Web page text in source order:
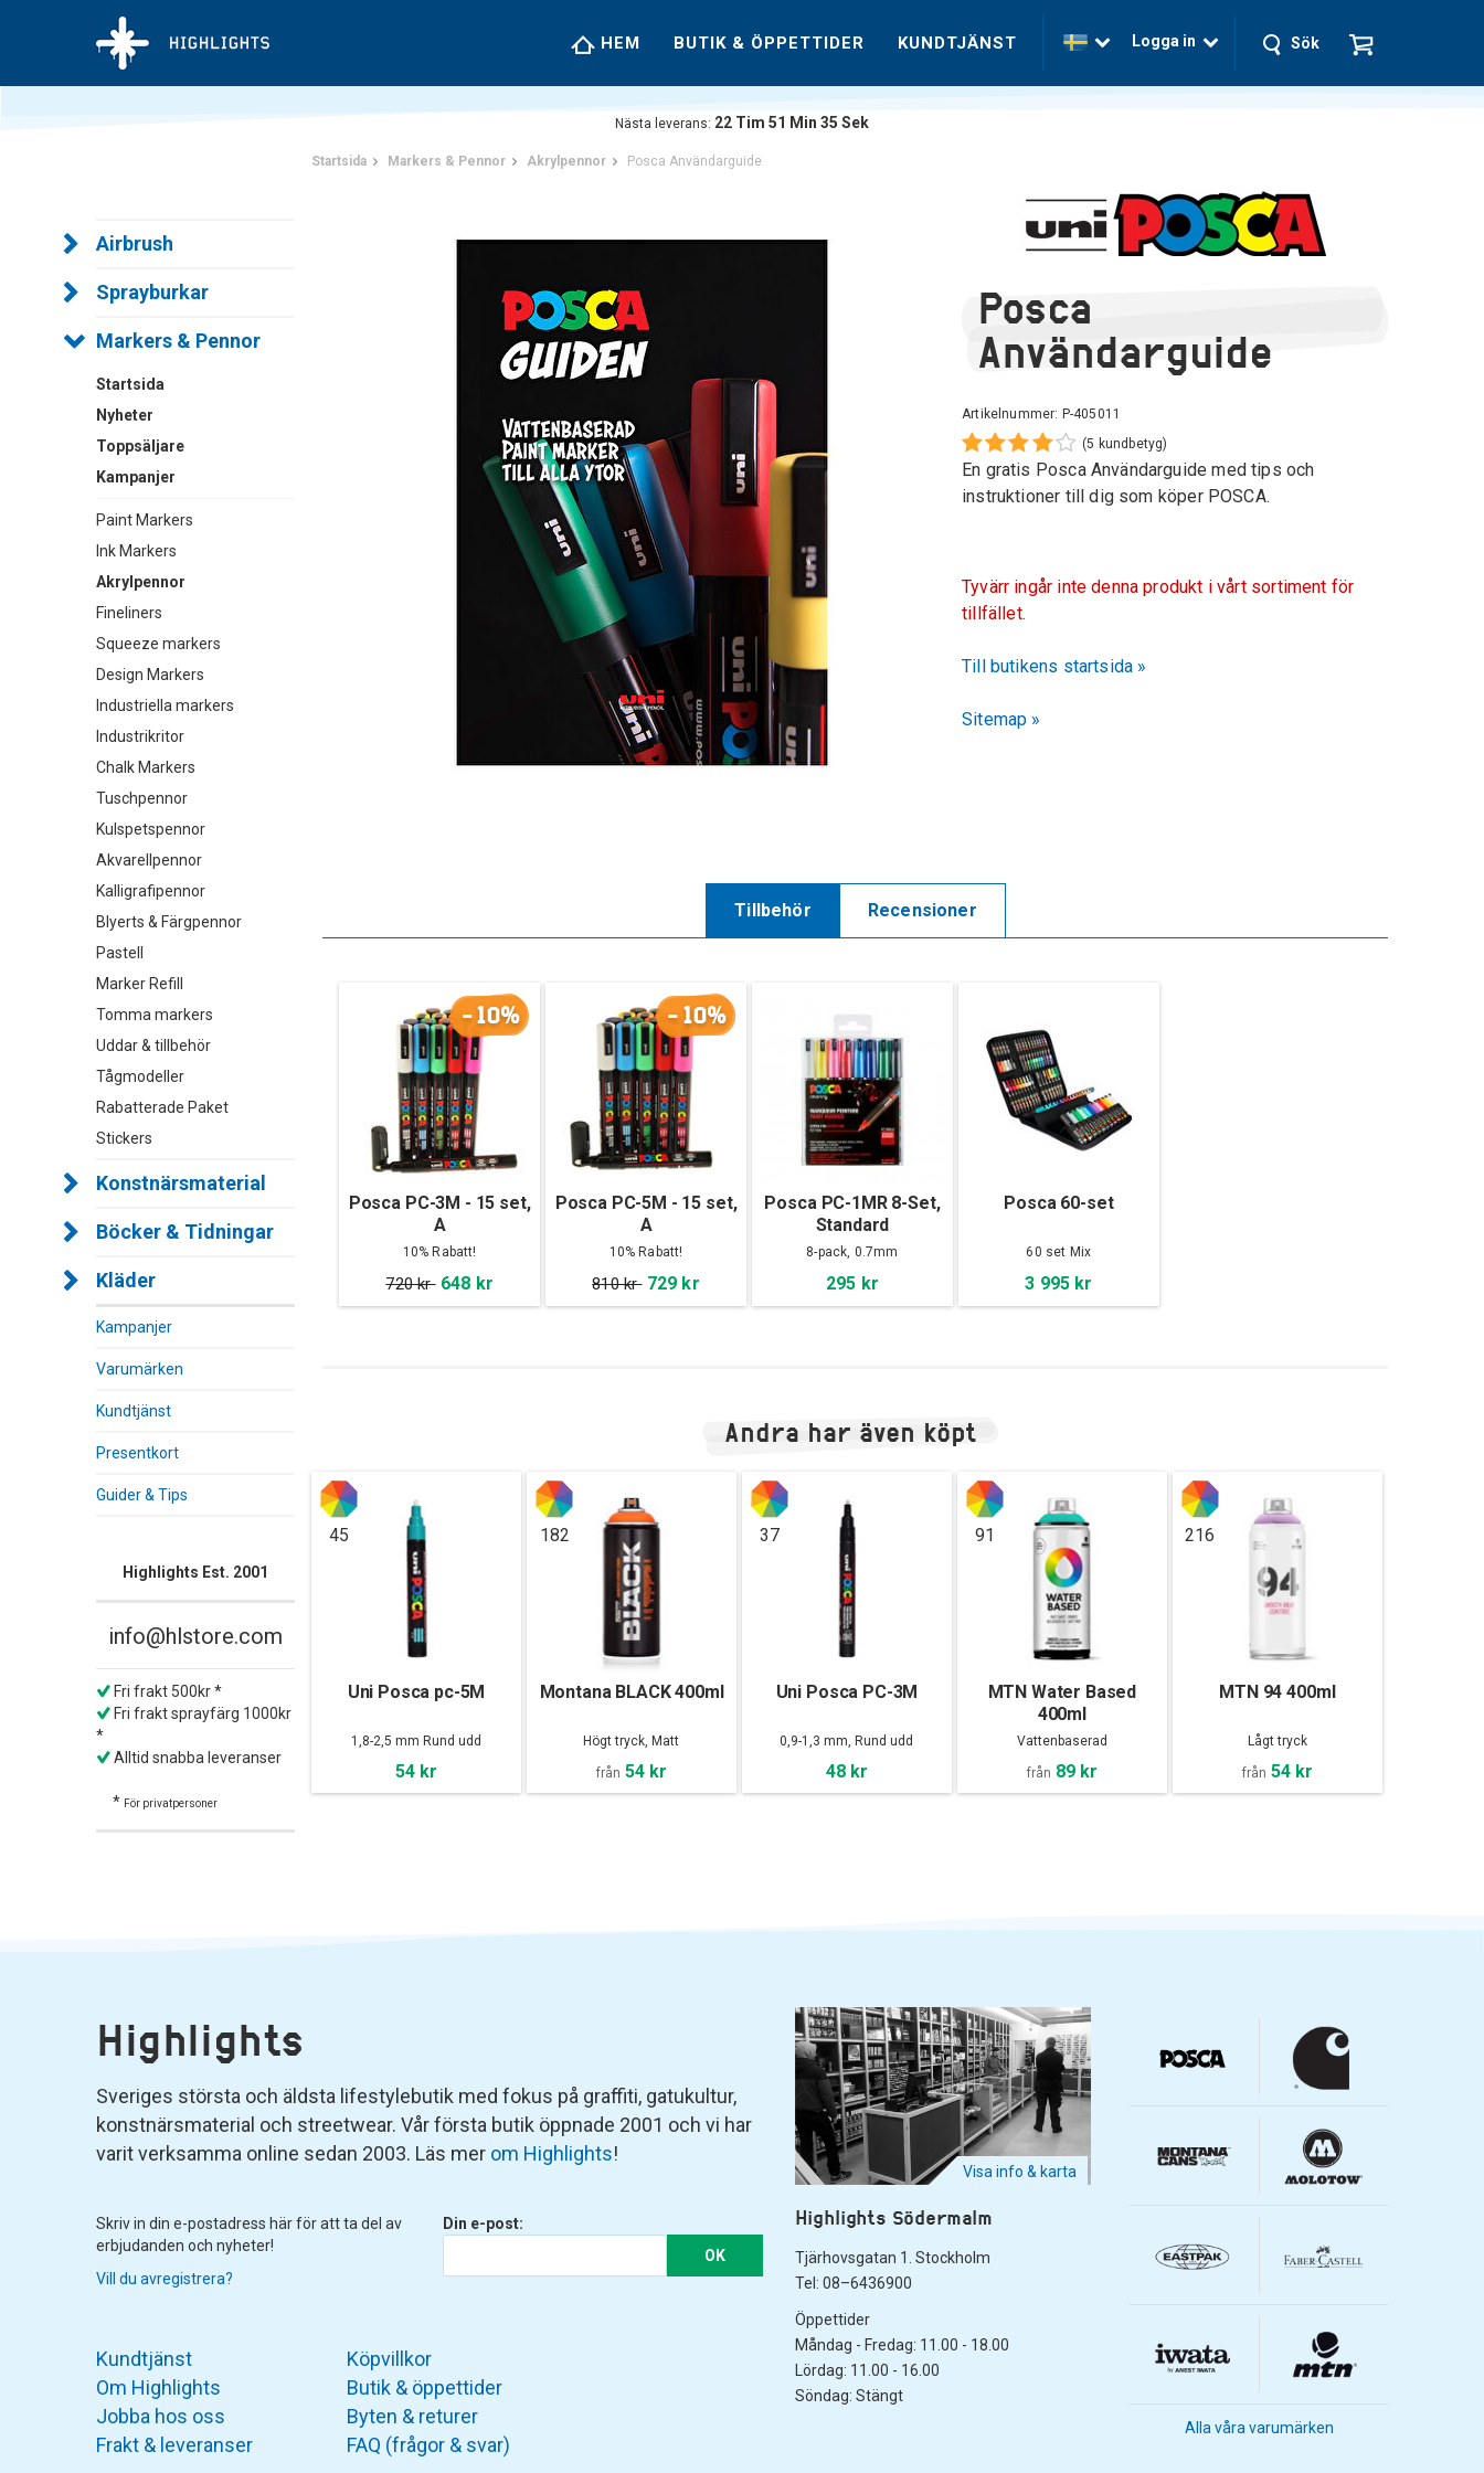
HEM BUTIK & ÖPPETTIDER KUNDTJÄNST Logga in Sök
Nästa leverans: 22 Tim 51 Min 34 Sek
Airbrush
Sprayburkar
Markers & Pennor
Startsida
Nyheter
Toppsäljare
Kampanjer
Paint Markers
Ink Markers
Akrylpennor
Fineliners
Squeeze markers
Design Markers
Industriella markers
Industrikritor
Chalk Markers
Tuschpennor
Kulspetspennor
Akvarellpennor
Kalligrafipennor
Blyerts & Färgpennor
Pastell
Marker Refill
Tomma markers
Uddar & tillbehör
Tågmodeller
Rabatterade Paket
Stickers
Konstnärsmaterial
Böcker & Tidningar
Kläder
Kampanjer
Varumärken
Kundtjänst
Presentkort
Guider & Tips
Highlights Est. 2001
info@hlstore.com
Fri frakt 500kr *
Fri frakt sprayfärg 1000kr
*
Alltid snabba leveranser
* För privatpersoner
Startsida Markers & Pennor Akrylpennor Posca Användarguide
Posca
Användarguide
Artikelnummer: P-405011
(5 kundbetyg)
En gratis Posca Användarguide med tips och
instruktioner till dig som köper POSCA.
Tyvärr ingår inte denna produkt i vårt sortiment för
tillfället.
Till butikens startsida »
Sitemap »
Tillbehör Recensioner
-10%
Posca PC-3M - 15 set,
A
10% Rabatt!
720 kr 648 kr
-10%
Posca PC-5M - 15 set,
A
10% Rabatt!
810 kr 729 kr
Posca PC-1MR 8-Set,
Standard
8-pack, 0.7mm
295 kr
Posca 60-set
60 set Mix
3 995 kr
Andra har även köpt
45
Uni Posca pc-5M
1,8-2,5 mm Rund udd
54 kr
182
Montana BLACK 400ml
Högt tryck, Matt
från 54 kr
37
Uni Posca PC-3M
0,9-1,3 mm, Rund udd
48 kr
91
MTN Water Based
400ml
Vattenbaserad
från 89 kr
216
MTN 94 400ml
Lågt tryck
från 54 kr
Highlights
Sveriges största och äldsta lifestylebutik med fokus på graffiti, gatukultur,
konstnärsmaterial och streetwear. Vår första butik öppnade 2001 och vi har
varit verksamma online sedan 2003. Läs mer om Highlights!
Skriv in din e-postadress här för att ta del av
erbjudanden och nyheter!
Vill du avregistrera?
Din e-post:
OK
Visa info & karta
Highlights Södermalm
Tjärhovsgatan 1. Stockholm
Tel: 08–6436900
Öppettider
Måndag - Fredag: 11.00 - 18.00
Lördag: 11.00 - 16.00
Söndag: Stängt
Kundtjänst
Om Highlights
Jobba hos oss
Frakt & leveranser
Köpvillkor
Butik & öppettider
Byten & returer
FAQ (frågor & svar)
Alla våra varumärken